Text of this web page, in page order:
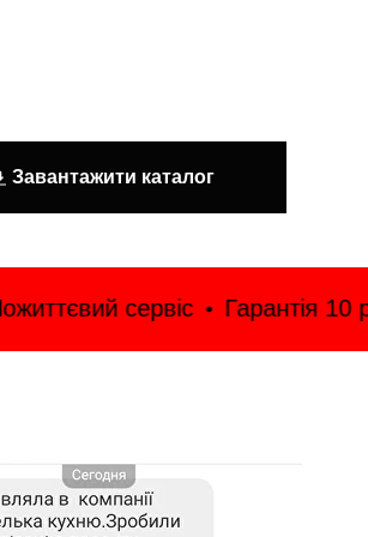
Завантажити каталог
сервіс Гарантія 10